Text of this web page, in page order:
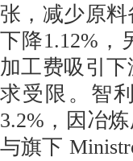
张，减少原
下降1.12%，
加工费吸引
求受限。智
3.2%，因冶
与旗下